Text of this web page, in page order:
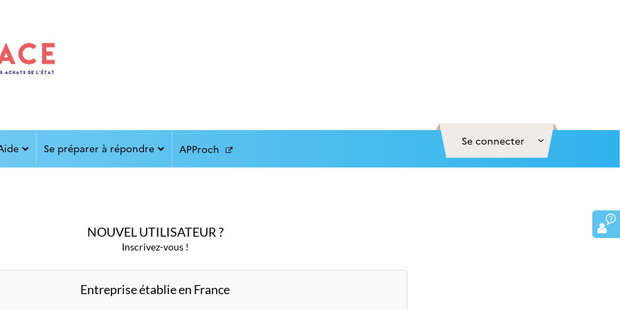
Se connecter
Se préparer à répondre APProch
NOUVEL UTILISATEUR ?
Inscrivez-vous !
Entreprise établie en France